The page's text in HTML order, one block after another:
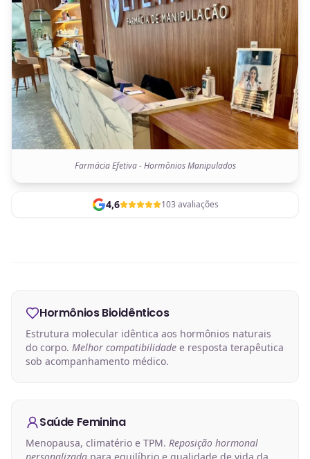
Farmácia Efetiva - Hormônios Manipulados
4,6 103 avaliações
Hormônios Bioidênticos
Estrutura molecular idêntica aos hormônios naturais
do corpo. Melhor compatibilidade e resposta terapêutica
sob acompanhamento médico.
Saúde Feminina
Menopausa, climatério e TPM. Reposição hormonal
personalizada para equilíbrio e qualidade de vida da